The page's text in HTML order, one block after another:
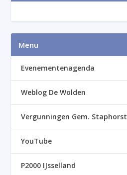
Menu
Evenementenagenda
Weblog De Wolden
Vergunningen Gem. Staphorst
YouTube
P2000 IJsselland